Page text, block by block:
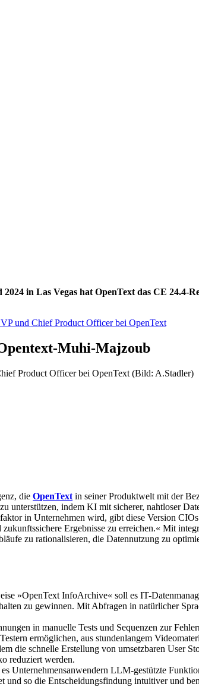
in Las Vegas hat OpenText das CE 24.4-
Muhi-Majzoub
Product Officer bei OpenText (Bild: A.Stadler)
dieOpenText in seiner Produktwelt mit der
unterstützen, indem KI mit sicherer, nahtloser
in Unternehmen wird, gibt diese Version
Ergebnisse zu erreichen.« Mit
zu rationalisieren, die Datennutzung zu
»OpenText InfoArchive« soll es IT-
zu gewinnen. Mit Abfragen in natürlicher
in manuelle Tests und Sequenzen zur
ermöglichen, aus stundenlangem
die schnelle Erstellung von umsetzbaren User
reduziert werden.
Unternehmensanwendern LLM-gestützte
so die Entscheidungsfindung intuitiver und